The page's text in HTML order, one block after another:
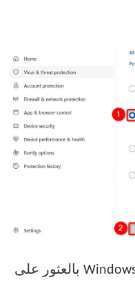
انتظر حتى يقوم برنامج أمان Windows بالعثور على